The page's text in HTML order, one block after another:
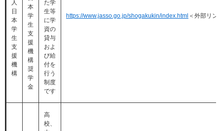
人
日
本
学
生
支
援
機
構
本
学
生
支
援
機
構
奨
学
金
た学
生等
に学
資の
貸与
およ
び給
付を
行う
制度
です
https://www.jasso.go.jp/shogakukin/index.html ＜外部リン
高
校、